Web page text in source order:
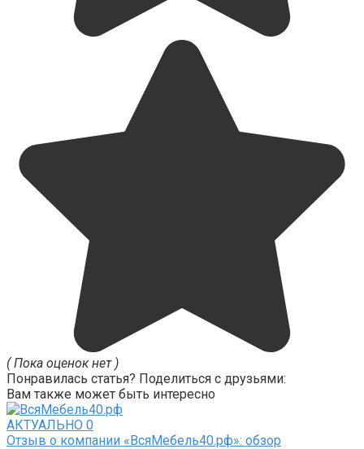
( Пока оценок нет )
Понравилась статья? Поделиться с друзьями:
Вам также может быть интересно
АКТУАЛЬНО 0
Отзыв о компании «ВсяМебель40.рф»: обзор